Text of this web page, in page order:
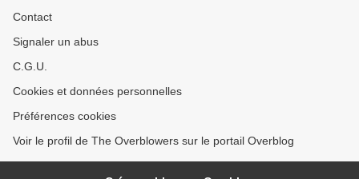
Contact
Signaler un abus
C.G.U.
Cookies et données personnelles
Préférences cookies
Voir le profil de The Overblowers sur le portail Overblog